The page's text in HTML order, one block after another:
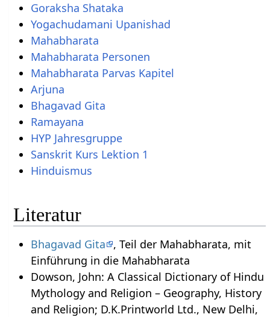
Goraksha Shataka
Yogachudamani Upanishad
Mahabharata
Mahabharata Personen
Mahabharata Parvas Kapitel
Arjuna
Bhagavad Gita
Ramayana
HYP Jahresgruppe
Sanskrit Kurs Lektion 1
Hinduismus
Literatur
Bhagavad Gita
, Teil der Mahabharata, mit
Einführung in die Mahabharata
Dowson, John: A Classical Dictionary of Hindu
Mythology and Religion – Geography, History
and Religion; D.K.Printworld Ltd., New Delhi,